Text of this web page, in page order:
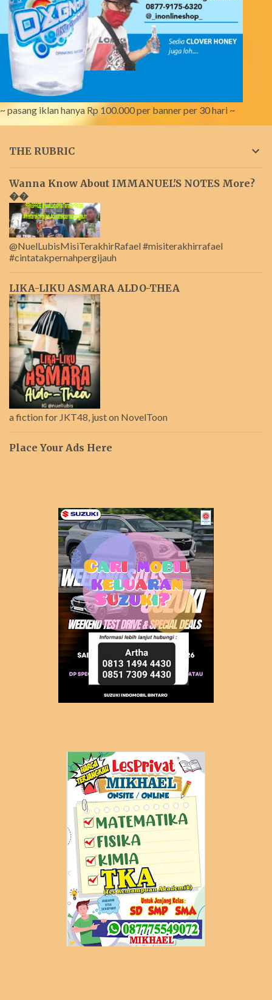
~ pasang iklan hanya Rp 100.000 per banner per 30 hari ~
THE RUBRIC
Wanna Know About IMMANUEL'S NOTES More?
��
@NuelLubisMisiTerakhirRafael #misiterakhirrafael
#cintatakpernahpergijauh
LIKA-LIKU ASMARA ALDO-THEA
a fiction for JKT48, just on NovelToon
Place Your Ads Here